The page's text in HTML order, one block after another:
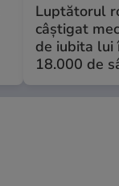
Luptătorul
câștigat
de iubita lui
18.000 de